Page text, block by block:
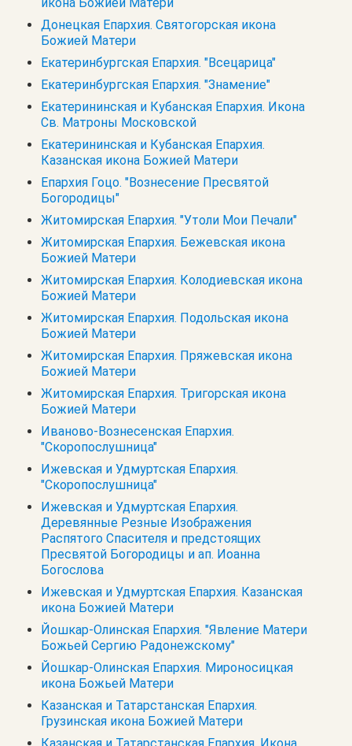
Донецкая Епархия. Святогорская икона
Божией Матери
Екатеринбургская Епархия. "Всецарица"
Екатеринбургская Епархия. "Знамение"
Екатерининская и Кубанская Епархия. Икона
Св. Матроны Московской
Екатерининская и Кубанская Епархия.
Казанская икона Божией Матери
Епархия Гоцо. "Вознесение Пресвятой
Богородицы"
Житомирская Епархия. "Утоли Мои Печали"
Житомирская Епархия. Бежевская икона
Божией Матери
Житомирская Епархия. Колодиевская икона
Божией Матери
Житомирская Епархия. Подольская икона
Божией Матери
Житомирская Епархия. Пряжевская икона
Божией Матери
Житомирская Епархия. Тригорская икона
Божией Матери
Иваново-Вознесенская Епархия.
"Скоропослушница"
Ижевская и Удмуртская Епархия.
"Скоропослушница"
Ижевская и Удмуртская Епархия.
Деревянные Резные Изображения
Распятого Спасителя и предстоящих
Пресвятой Богородицы и ап. Иоанна
Богослова
Ижевская и Удмуртская Епархия. Казанская
икона Божией Матери
Йошкар-Олинская Епархия. "Явление Матери
Божьей Сергию Радонежскому"
Йошкар-Олинская Епархия. Мироносицкая
икона Божьей Матери
Казанская и Татарстанская Епархия.
Грузинская икона Божией Матери